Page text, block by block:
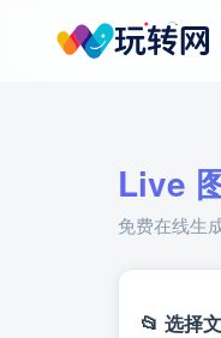
Live
免费在线生
📂 选择